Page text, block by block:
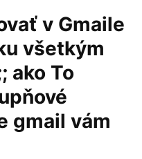
v Gmaile
všetkým
ako To
gmail vám